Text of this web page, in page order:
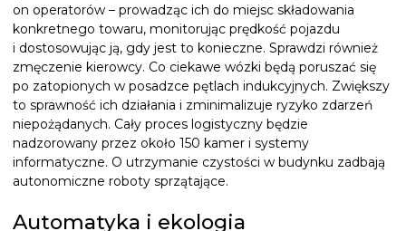
on operatorów – prowadząc ich do miejsc składowania
konkretnego towaru, monitorując prędkość pojazdu
i dostosowując ją, gdy jest to konieczne. Sprawdzi również
zmęczenie kierowcy. Co ciekawe wózki będą poruszać się
po zatopionych w posadzce pętlach indukcyjnych. Zwiększy
to sprawność ich działania i zminimalizuje ryzyko zdarzeń
niepożądanych. Cały proces logistyczny będzie
nadzorowany przez około 150 kamer i systemy
informatyczne. O utrzymanie czystości w budynku zadbają
autonomiczne roboty sprzątające.
Automatyka i ekologia